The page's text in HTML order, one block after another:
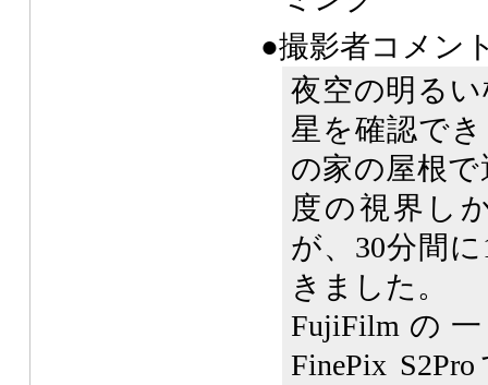
●撮影者コメン
夜空の明る
星を確認で
の家の屋根
度の視界し
が、30分間
きました。
FujiFilmの
FinePix